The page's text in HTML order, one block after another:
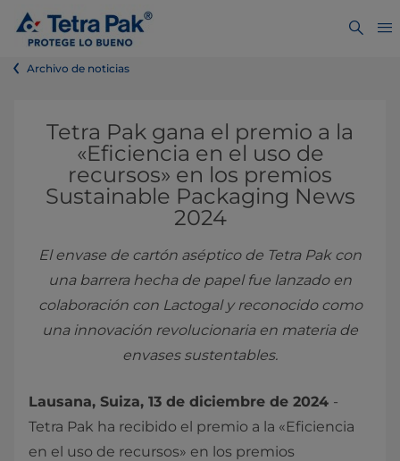
Archivo de noticias
Tetra Pak gana el premio a la
«Eficiencia en el uso de
recursos» en los premios
Sustainable Packaging News
2024
El envase de cartón aséptico de Tetra Pak con
una barrera hecha de papel fue lanzado en
colaboración con Lactogal y reconocido como
una innovación revolucionaria en materia de
envases sustentables.
Lausana, Suiza, 13 de diciembre de 2024 -
Tetra Pak ha recibido el premio a la «Eficiencia
en el uso de recursos» en los premios